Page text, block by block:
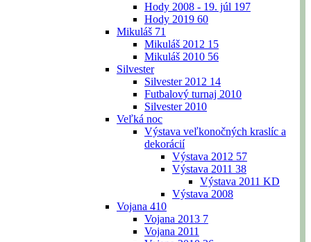
Hody 2008 - 19. júl 197
Hody 2019 60
Mikuláš 71
Mikuláš 2012 15
Mikuláš 2010 56
Silvester
Silvester 2012 14
Futbalový turnaj 2010
Silvester 2010
Veľká noc
Výstava veľkonočných kraslíc a
dekorácií
Výstava 2012 57
Výstava 2011 38
Výstava 2011 KD
Výstava 2008
Vojana 410
Vojana 2013 7
Vojana 2011